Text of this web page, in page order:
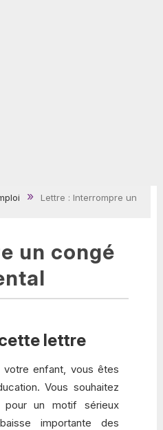
Lettre : Interrompre un
un congé
lettre
votre enfant, vous êtes
Vous souhaitez
un motif sérieux
importante des